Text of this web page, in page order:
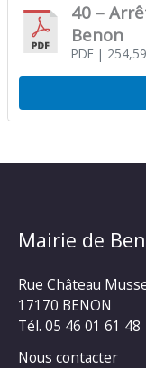
40 –
Benon
PDF|
Mairie de
Rue Château
17170 BENON
Tél. 05 46 01 61 48
Nous contacter